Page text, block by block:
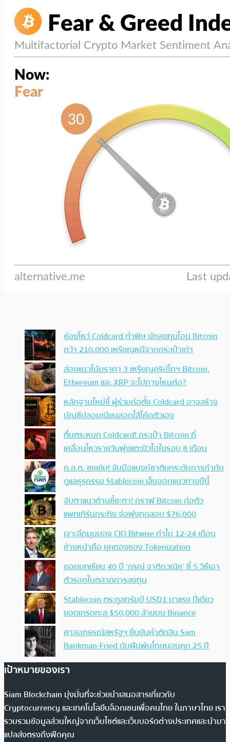
ช่องโหว่ Coldcard ทำพิษ นักลงทุนโอน Bitcoin
กว่า 210,000 เหรียญหนีจากกระเป๋าเก่า
ส่องแนวโน้มราคา 3 เหรียญคริปโทฯ Bitcoin,
Ethereum และ XRP จะไปทางไหนต่อ?
หลักฐานใหม่ชี้ ผู้ร่วมก่อตั้ง Coldcard อาจสร้าง
บัญชีปลอมเนียนสอดไส้โค้ดตัวเอง
ตื่นตระหนก Coldcard! กระเป๋า Bitcoin ที่
เคลื่อนไหวรายวันพุ่งแตะนิวไฮในรอบ 8 เดือน
ก.ล.ต. ชงเข้ม! จับมือแบงก์ชาติยกระดับการกำกับ
ดูแลธุรกรรม Stablecoin เล็งออกแนวทางปีนี้
จับตาแนวต้านชี้ชะตา! กราฟ Bitcoin ก่อตัว
แพทเทิร์นกระทิง จ่อพุ่งทดสอบ $76,000
เจาะลึกมุมมอง CIO Bitwise ทำไม 12-24 เดือน
ข้างหน้าคือ ยุคทองของ Tokenization
ถอดบทเรียน 40 ปี ‘กรณ์ จาติกวณิช’ ชี้ 5 วิธีเอา
ตัวรอดในตลาดการลงทุน
Stablecoin ตระกูลทรัมป์ USD1 มาแรง ปีเดียว
ยอดเทรดทะลุ $50,000 ล้านบน Binance
ศาลอุทธรณ์สหรัฐฯ ยืนยันคำตัดสิน Sam
Bankman-Fried ดับฝันพ้นโทษนอนคุก 25 ปี
เป้าหมายของเรา
Siam Blockchain มุ่งมั่นที่จะช่วยนำเสนอสารเกี่ยวกับ
Cryptocurrency และเทคโนโลยีบล็อกเชนเพื่อคนไทย ในภาษาไทย เรา
รวบรวมข้อมูลส่วนใหญ่จากเว็บไซต์และเว็บบอร์ดต่างประเทศและนำมา
แปลส่งตรงถึงฟีดคุณ